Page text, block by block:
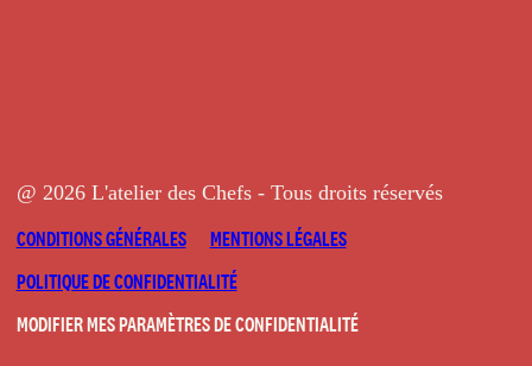
@ 2026 L'atelier des Chefs - Tous droits réservés
CONDITIONS GÉNÉRALES
MENTIONS LÉGALES
POLITIQUE DE CONFIDENTIALITÉ
MODIFIER MES PARAMÈTRES DE CONFIDENTIALITÉ